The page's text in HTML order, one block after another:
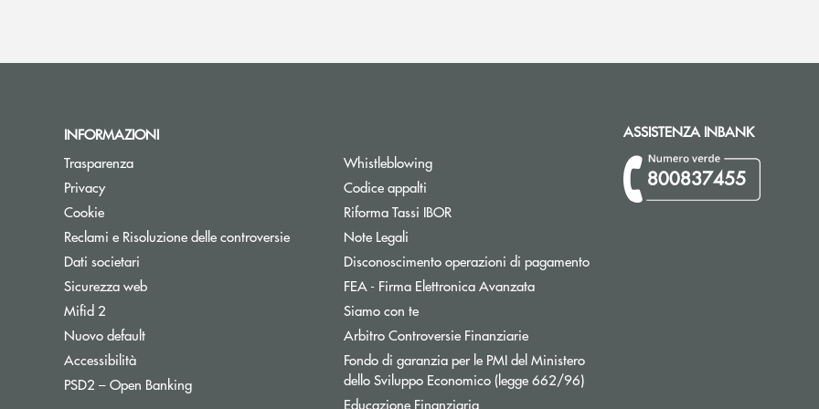
INFORMAZIONI
Trasparenza
Privacy
Cookie
Reclami e Risoluzione delle controversie
Dati societari
Sicurezza web
Mifid 2
Nuovo defaultApre una nuova finestra
Accessibilità
PSD2 – Open BankingApre una nuova finestra
Whistleblowing
Codice appalti
Riforma Tassi IBORApre una nuova finestra
Note Legali
Disconoscimento operazioni di pagamento
FEA - Firma Elettronica Avanzata
Siamo con te
Arbitro Controversie FinanziarieApre una nuova finestra
Fondo di garanzia per le PMI del Ministero
dello Sviluppo Economico (legge 662/96)Apre una nuova finestra
Educazione Finanziaria
ASSISTENZA INBANK
800837455